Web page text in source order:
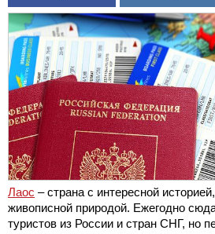
Лаос – страна с интересной
живописной природой. Ежегодно
туристов из России и стран СНГ, но